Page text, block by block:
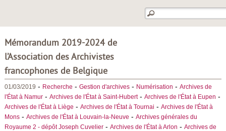
Mémorandum 2019-2024 de
l’Association des Archivistes
francophones de Belgique
01/03/2019 - Recherche - Gestion d'archives- Numérisation - Archives de
l'État à Namur- Archives de l'État à Saint-Hubert- Archives de l'État à Eupen -
Archives de l'État à Liège - Archives de l'État à Tournai - Archives de l'État à
Mons- Archives de l'État à Louvain-la-Neuve - Archives générales du
Royaume 2 - dépôt Joseph Cuvelier- Archives de l'État à Arlon - Archives de